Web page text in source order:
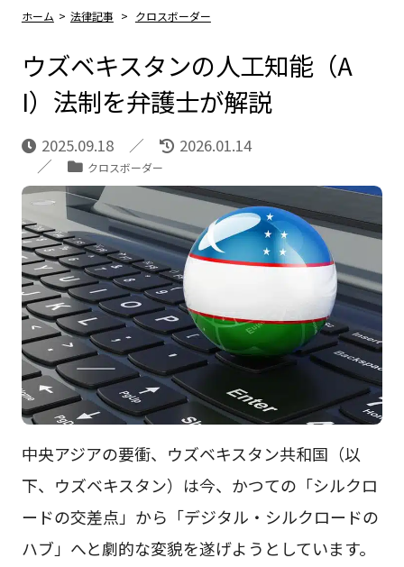
ホーム > 法律記事 > クロスボーダー
ウズベキスタンの人工知能（A
I）法制を弁護士が解説
2025.09.18 2026.01.14
クロスボーダー
中央アジアの要衝、ウズベキスタン共和国（以
下、ウズベキスタン）は今、かつての「シルクロ
ードの交差点」から「デジタル・シルクロードの
ハブ」へと劇的な変貌を遂げようとしています。